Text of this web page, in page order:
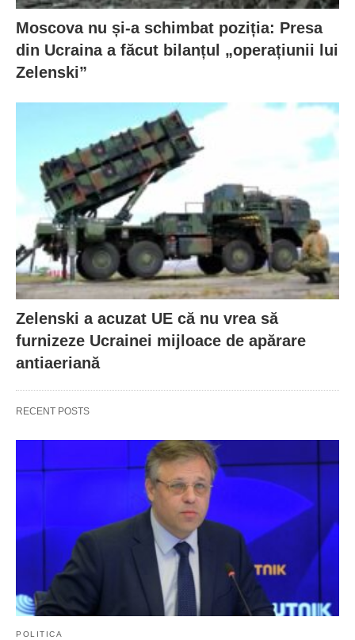
Moscova nu și-a schimbat poziția: Presa
din Ucraina a făcut bilanțul „operațiunii lui
Zelenski”
Zelenski a acuzat UE că nu vrea să
furnizeze Ucrainei mijloace de apărare
antiaeriană
RECENT POSTS
POLITICA